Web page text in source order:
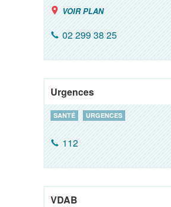
VOIR PLAN
02 299 38 25
Urgences
SANTÉ URGENCES
112
VDAB